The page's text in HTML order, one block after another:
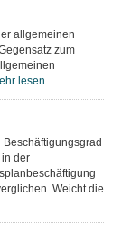
allgemeinen
zum
lesen
Beschäftigungsgrad
der
Weicht die